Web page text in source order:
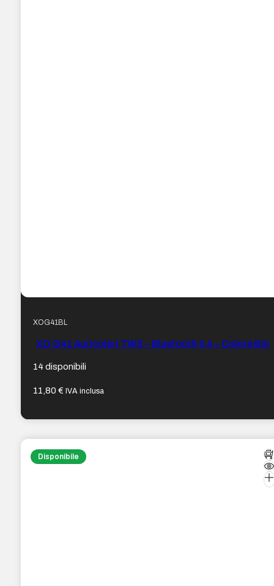
XOG41BL
XO G41 Auricolari TWS – Bluetooth 5.4 – Colore Blu
14 disponibili
11,80€ IVA inclusa
Disponibile